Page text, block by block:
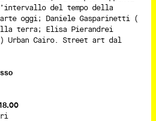
del tempo della
oggi; Daniele Gasparinetti (
terra; Elisa Pierandrei
Urban Cairo. Street art dal